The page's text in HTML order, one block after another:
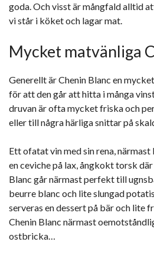
goda. Och visst är mångfald alltid
vi står i köket och lagar mat.
Mycket matvänliga
Generellt är Chenin Blanc en
för att den går att hitta i många
druvan är ofta mycket friska och
eller till några härliga snittar på
Ett ofatat vin med sin rena,
en ceviche på lax, ångkokt torsk
Blanc går närmast perfekt till
beurre blanc och lite slungad
serveras en dessert på bär och lite
Chenin Blanc närmast
ostbricka…